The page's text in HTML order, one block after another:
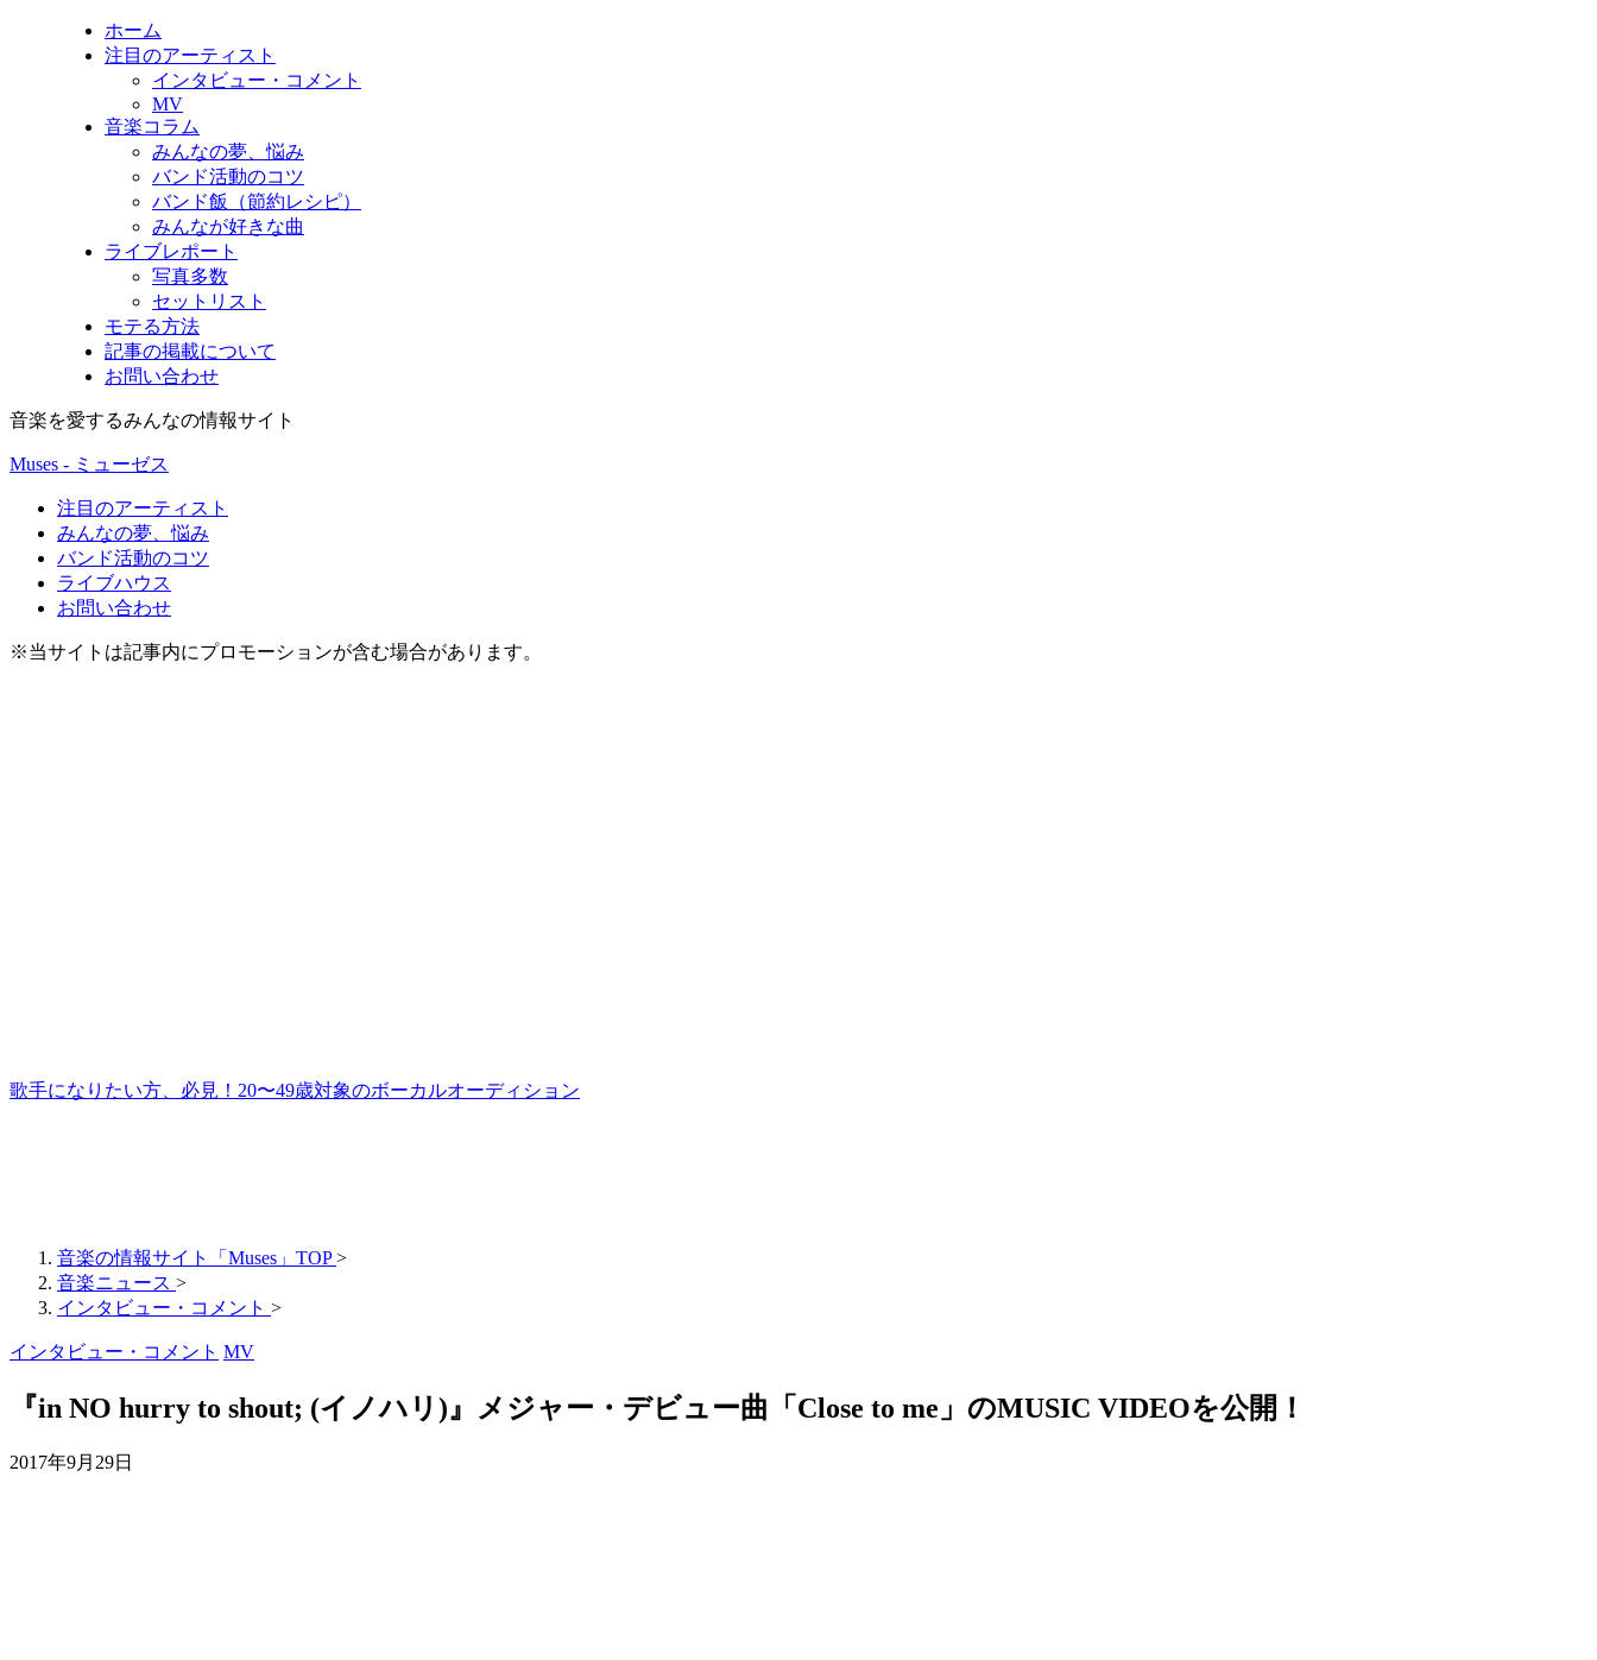
ホーム
注目のアーティスト
インタビュー・コメント
MV
音楽コラム
みんなの夢、悩み
バンド活動のコツ
バンド飯（節約レシピ）
みんなが好きな曲
ライブレポート
写真多数
セットリスト
モテる方法
記事の掲載について
お問い合わせ
音楽を愛するみんなの情報サイト
Muses - ミューゼス
注目のアーティスト
みんなの夢、悩み
バンド活動のコツ
ライブハウス
お問い合わせ
※当サイトは記事内にプロモーションが含む場合があります。
歌手になりたい方、必見！20〜49歳対象のボーカルオーディション
音楽の情報サイト「Muses」TOP >
音楽ニュース >
インタビュー・コメント >
インタビュー・コメント MV
『in NO hurry to shout; (イノハリ)』メジャー・デビュー曲「Close to me」のMUSIC VIDEOを公開！
2017年9月29日